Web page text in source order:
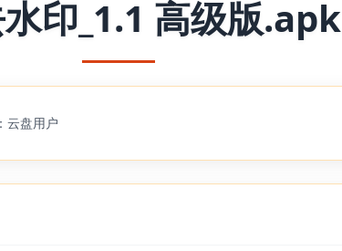
印_1.1 高级版.apk
云盘用户